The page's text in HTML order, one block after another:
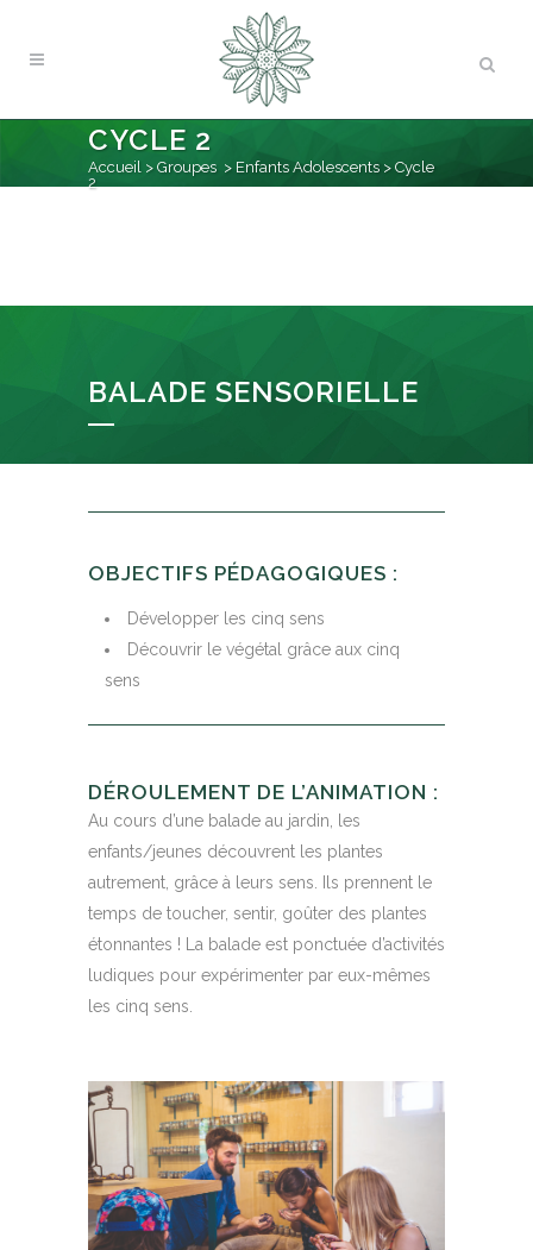
CYCLE 2
Accueil > Groupes > Enfants Adolescents> Cycle
2
BALADE SENSORIELLE
OBJECTIFS PÉDAGOGIQUES :
Développer les cinq sens
Découvrir le végétal grâce aux cinq
sens
DÉROULEMENT DE L’ANIMATION :
Au cours d’une balade au jardin, les
enfants/jeunes découvrent les plantes
autrement, grâce à leurs sens. Ils prennent le
temps de toucher, sentir, goûter des plantes
étonnantes ! La balade est ponctuée d’activités
ludiques pour expérimenter par eux-mêmes
les cinq sens.